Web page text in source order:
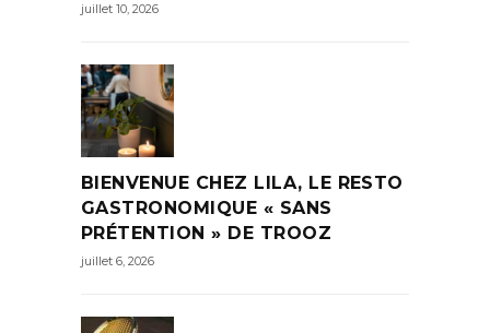
juillet 10, 2026
BIENVENUE CHEZ LILA, LE RESTO
GASTRONOMIQUE « SANS
PRÉTENTION » DE TROOZ
juillet 6, 2026